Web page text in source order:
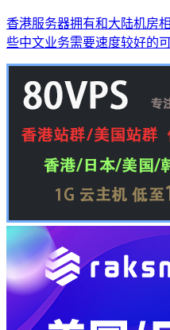
香港服务器拥有和大陆机房
些中文业务需要速度较好的